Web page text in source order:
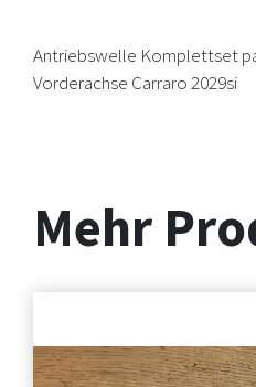
Antriebswelle Komplettset
Vorderachse Carraro 2029si
Mehr